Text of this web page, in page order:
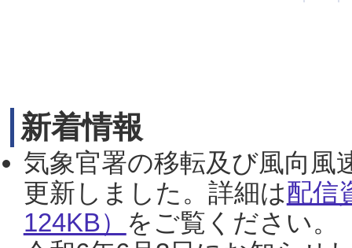
新着情報
気象官署の移転及び風向風
更新しました。詳細は配信
124KB） をご覧ください。